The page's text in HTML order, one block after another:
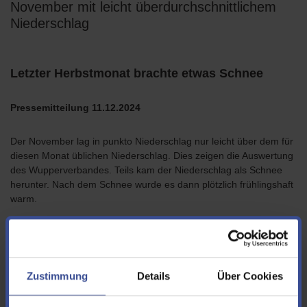
Zustimmung Details Über Cookies
November mit leicht überdurchschnittlichem
Niederschlag
Letzter Herbstmonat brachte etwas Schnee
Pressemitteilung 11.12.2024
Der November lag in punkto Niederschlag nur leicht über dem für
diesen Monat üblichen Niederschlag. Dies zeigen die Auswertung
des Wupperverbandes. Teils kam der Niederschlag als Schnee
herunter. Nach dem Schnee wurde es dann plötzlich frühlingshaft
warm.
An der Messstelle Bever-Talsperre in Hückeswagen fielen im
November 139 Liter Regen pro Quadratmeter, sonst sind es im
Schnitt 122 Liter in diesem Monat. An der Großen Dhünn-
Talsperre an der Messstelle Dabringhausen wurden insgesamt